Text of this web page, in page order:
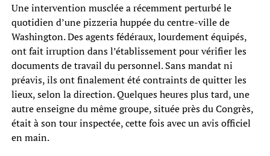
Une intervention musclée a récemment perturbé le
quotidien d’une pizzeria huppée du centre-ville de
Washington. Des agents fédéraux, lourdement équipés,
ont fait irruption dans l’établissement pour vérifier les
documents de travail du personnel. Sans mandat ni
préavis, ils ont finalement été contraints de quitter les
lieux, selon la direction. Quelques heures plus tard, une
autre enseigne du même groupe, située près du Congrès,
était à son tour inspectée, cette fois avec un avis officiel
en main.